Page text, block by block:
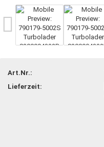
Art.Nr.:
Lieferzeit: